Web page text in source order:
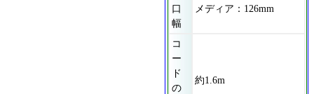
口
幅
メディア：126mm
コ
ー
ド
の
約1.6m